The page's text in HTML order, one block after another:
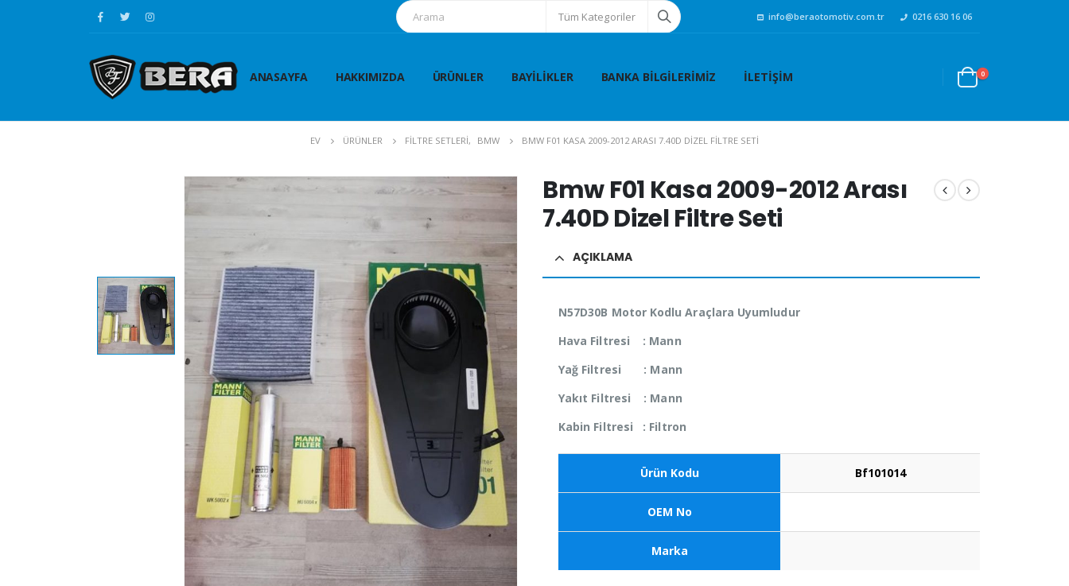
Tüm Kategoriler info@beraotomotiv.com.tr 0216 630 16 06
ANASAYFA HAKKIMIZDA ÜRÜNLER BAYILIKLER BANKA BILGILERIMIZ İLETIŞIM 0
EV ÜRÜNLER FİLTRE SETLERİ, BMW BMW F01 KASA 2009-2012 ARASI 7.40D DIZEL FILTRE SETI
Bmw F01 Kasa 2009-2012 Arası
7.40D Dizel Filtre Seti
AÇIKLAMA
N57D30B Motor Kodlu Araçlara Uyumludur
Hava Filtresi : Mann
Yağ Filtresi : Mann
Yakıt Filtresi : Mann
Kabin Filtresi : Filtron
Ürün Kodu Bf101014
OEM No
Marka